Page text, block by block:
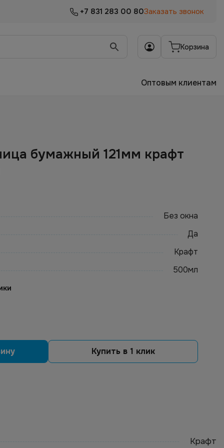
+7 831 283 00 80Заказать звонок
Корзина
Оптовым клиентам
бумажный 121мм крафт
Без окна
Да
Крафт
500мл
Купить в 1 клик
Крафт